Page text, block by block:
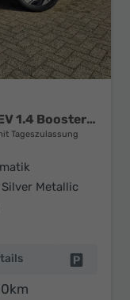
Comfort+ 110PS Automatik MHEV 1.4 Boosterjet Teilleder Navi Klimaautomatik Sitzheizung ACC PDC v+h Rückf.Kamera Suzuki-Radio Apple CarPlay Android Auto Touchscreen 2xKeyless 17-LM
Tageszulassung
Metallic